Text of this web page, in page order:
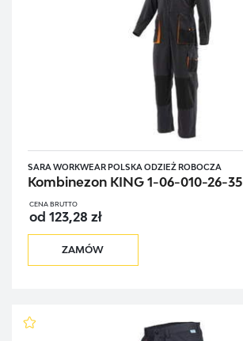
SARA WORKWEAR POLSKA ODZIEŻ ROBOCZA
Kombinezon KING 1-06-010-26-35
CENA BRUTTO
od 123,28 zł
ZAMÓW